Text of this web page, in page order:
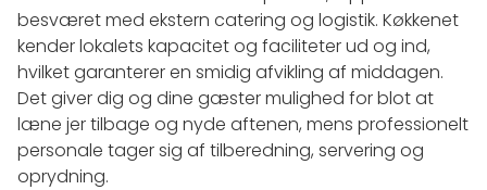
besværet med ekstern catering og logistik. Køkkenet
kender lokalets kapacitet og faciliteter ud og ind,
hvilket garanterer en smidig afvikling af middagen.
Det giver dig og dine gæster mulighed for blot at
læne jer tilbage og nyde aftenen, mens professionelt
personale tager sig af tilberedning, servering og
oprydning.